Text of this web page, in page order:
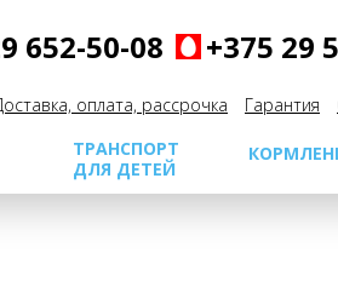
652-50-08 +375 29
оплата, рассрочка Гарантия
ТРАНСПОРТ
ДЛЯ ДЕТЕЙ